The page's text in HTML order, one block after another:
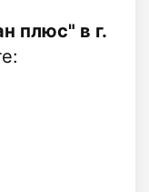
плюс" в г.